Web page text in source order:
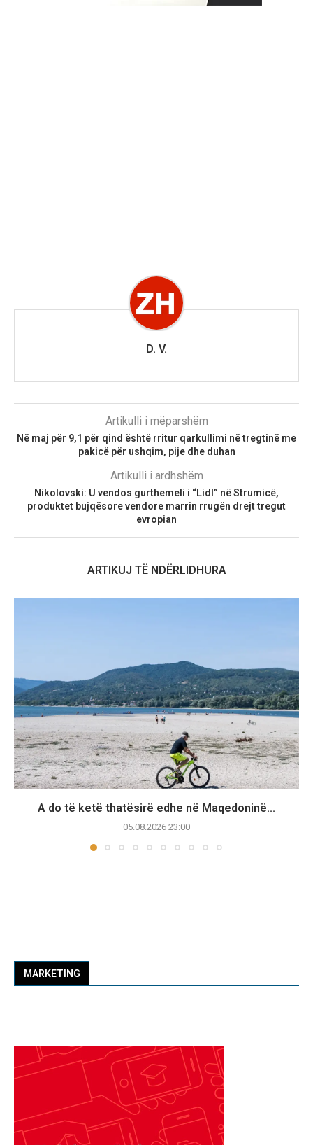
D. V.
Artikulli i mëparshëm
Në maj për 9,1 për qind është rritur qarkullimi në tregtinë me
pakicë për ushqim, pije dhe duhan
Artikulli i ardhshëm
Nikolovski: U vendos gurthemeli i “Lidl” në Strumicë,
produktet bujqësore vendore marrin rrugën drejt tregut
evropian
ARTIKUJ TË NDËRLIDHURA
A do të ketë thatësirë edhe në Maqedoninë...
05.08.2026 23:00
MARKETING